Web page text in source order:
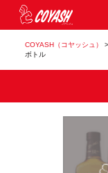
COYASH（コヤッシュ） >
ボトル